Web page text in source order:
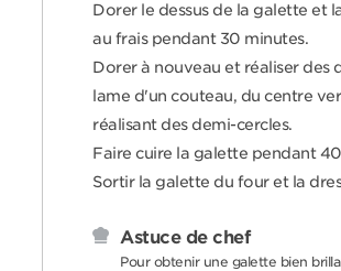
Dorer le dessus de la galette et
au frais pendant 30 minutes.
Dorer à nouveau et réaliser des
lame d'un couteau, du centre
réalisant des demi-cercles.
Faire cuire la galette pendant
Sortir la galette du four et la
Astuce de chef
Pour obtenir une galette bien